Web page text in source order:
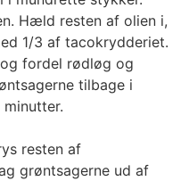
Hæld resten af olien i,
1/3 af tacokrydderiet.
fordel rødløg og
tilbage i
resten af
grøntsagerne ud af